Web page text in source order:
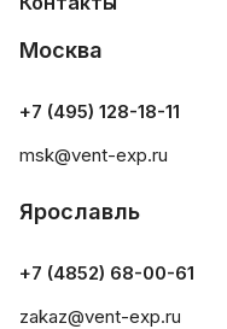
Москва
+7 (495) 128-18-11
msk@vent-exp.ru
Ярославль
+7 (4852) 68-00-61
zakaz@vent-exp.ru